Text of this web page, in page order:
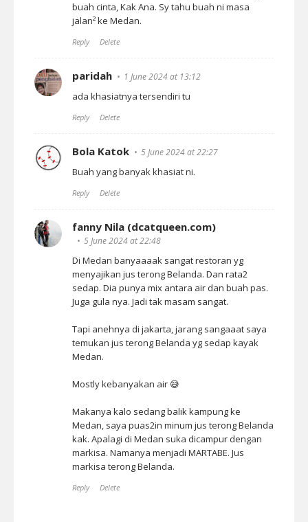
buah cinta, Kak Ana. Sy tahu buah ni masa
jalan² ke Medan.
Reply Delete
paridah 1 June 2024 at 13:12
ada khasiatnya tersendiri tu
Reply Delete
Bola Katok 5 June 2024 at 22:27
Buah yang banyak khasiat ni.
Reply Delete
fanny Nila (dcatqueen.com)
5 June 2024 at 22:48
Di Medan banyaaaak sangat restoran yg
menyajikan jus terong Belanda. Dan rata2
sedap. Dia punya mix antara air dan buah pas.
Juga gula nya. Jadi tak masam sangat.
Tapi anehnya di jakarta, jarang sangaaat saya
temukan jus terong Belanda yg sedap kayak
Medan.
Mostly kebanyakan air 😅
Makanya kalo sedang balik kampung ke
Medan, saya puas2in minum jus terong Belanda
kak. Apalagi di Medan suka dicampur dengan
markisa. Namanya menjadi MARTABE. Jus
markisa terong Belanda.
Reply Delete